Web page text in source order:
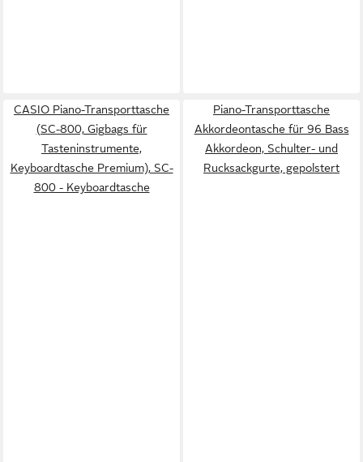
CASIO Piano-Transporttasche
(SC-800, Gigbags für
Tasteninstrumente,
Keyboardtasche Premium), SC-
800 - Keyboardtasche
Piano-Transporttasche
Akkordeontasche für 96 Bass
Akkordeon, Schulter- und
Rucksackgurte, gepolstert